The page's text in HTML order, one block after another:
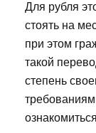
Для рубля
стоять на
при этом
такой
степень